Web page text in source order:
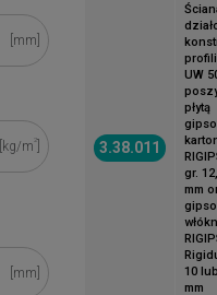
[mm]
[kg/m 2
[mm]
3.38.011
profili
UW
płytą
gr.
mm
10
mm